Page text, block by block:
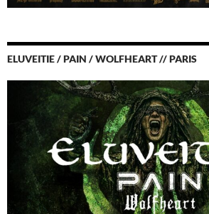
ELUVEITIE / PAIN / WOLFHEART // PARIS